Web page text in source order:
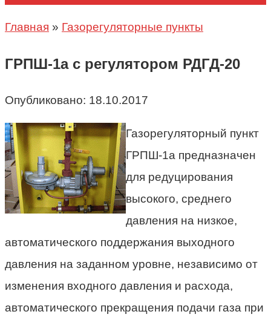
Главная » Газорегуляторные пункты
ГРПШ-1а с регулятором РДГД-20
Опубликовано: 18.10.2017
Газорегуляторный пункт
ГРПШ-1а предназначен
для редуцирования
высокого, среднего
давления на низкое,
автоматического поддержания выходного
давления на заданном уровне, независимо от
изменения входного давления и расхода,
автоматического прекращения подачи газа при